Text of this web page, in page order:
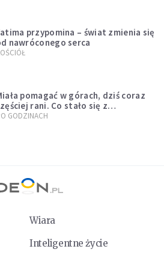
przypomina – świat zmienia się
nawróconego serca
pomagać w górach, dziś coraz
rani. Co stało się z
GODZINACH
Wiara
Inteligentne życie